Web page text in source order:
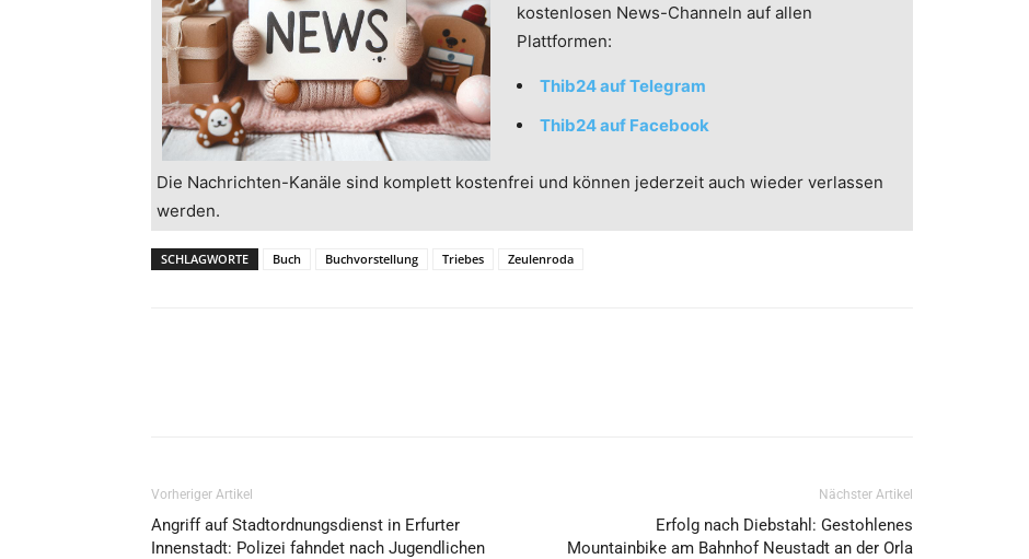
kostenlosen News-Channeln auf allen
Plattformen:
Thib24 auf Telegram
Thib24 auf Facebook
Die Nachrichten-Kanäle sind komplett kostenfrei und können jederzeit auch wieder verlassen
werden.
SCHLAGWORTE Buch Buchvorstellung Triebes Zeulenroda
Vorheriger Artikel
Angriff auf Stadtordnungsdienst in Erfurter
Innenstadt: Polizei fahndet nach Jugendlichen
Nächster Artikel
Erfolg nach Diebstahl: Gestohlenes
Mountainbike am Bahnhof Neustadt an der Orla